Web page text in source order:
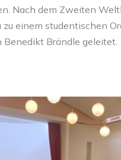
Nach dem Zweiten
zu einem studentischen
Benedikt Brändle geleitet.